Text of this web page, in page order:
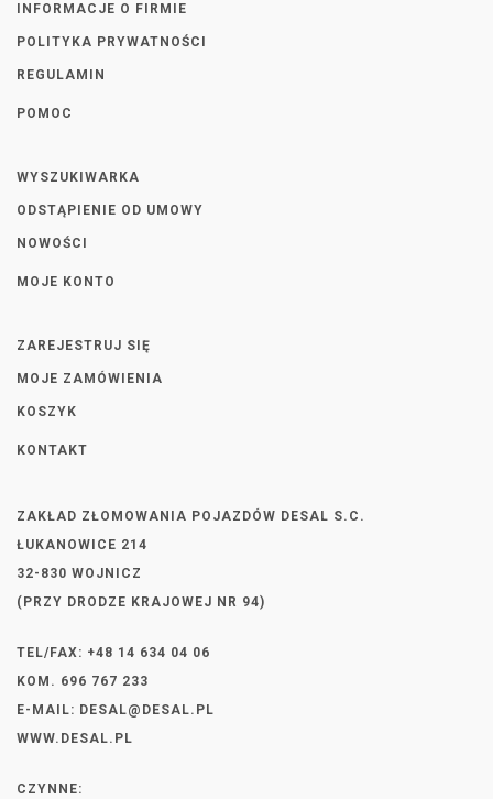
INFORMACJE O FIRMIE
POLITYKA PRYWATNOŚCI
REGULAMIN
POMOC
WYSZUKIWARKA
ODSTĄPIENIE OD UMOWY
NOWOŚCI
MOJE KONTO
ZAREJESTRUJ SIĘ
MOJE ZAMÓWIENIA
KOSZYK
KONTAKT
ZAKŁAD ZŁOMOWANIA POJAZDÓW DESAL S.C.
ŁUKANOWICE 214
32-830 WOJNICZ
(PRZY DRODZE KRAJOWEJ NR 94)
TEL/FAX: +48 14 634 04 06
KOM. 696 767 233
E-MAIL: DESAL@DESAL.PL
WWW.DESAL.PL
CZYNNE: